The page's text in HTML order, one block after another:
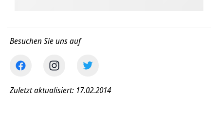
Besuchen Sie uns auf
Zuletzt aktualisiert: 17.02.2014